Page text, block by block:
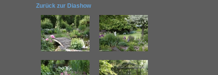
Zurück zur Diashow